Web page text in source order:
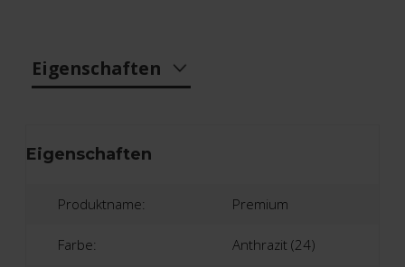
Eigenschaften
Eigenschaften
Produktname: Premium
Farbe: Anthrazit (24)